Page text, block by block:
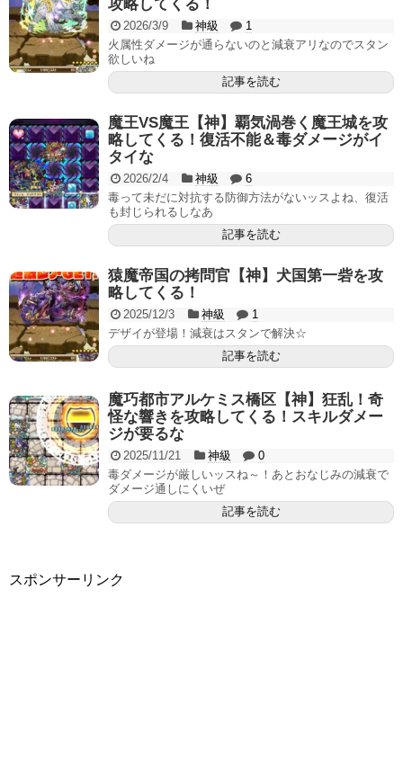
攻略してくる！
2026/3/9 神級
1
火属性ダメージが通らないのと減衰アリなのでスタン
欲しいね
記事を読む
魔王VS魔王【神】覇気渦巻く魔王城を攻
略してくる！復活不能＆毒ダメージがイ
タイな
2026/2/4 神級
6
毒って未だに対抗する防御方法がないッスよね、復活
も封じられるしなあ
記事を読む
猿魔帝国の拷問官【神】犬国第一砦を攻
略してくる！
2025/12/3 神級
1
デザイが登場！減衰はスタンで解決☆
記事を読む
魔巧都市アルケミス橋区【神】狂乱！奇
怪な響きを攻略してくる！スキルダメー
ジが要るな
2025/11/21 神級
0
毒ダメージが厳しいッスね～！あとおなじみの減衰で
ダメージ通しにくいぜ
記事を読む
スポンサーリンク